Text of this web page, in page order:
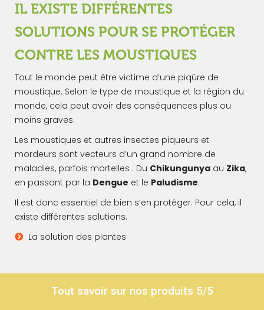
IL EXISTE DIFFÉRENTES
SOLUTIONS POUR SE PROTÉGER
CONTRE LES MOUSTIQUES
Tout le monde peut être victime d’une piqûre de
moustique. Selon le type de moustique et la région du
monde, cela peut avoir des conséquences plus ou
moins graves.
Les moustiques et autres insectes piqueurs et
mordeurs sont vecteurs d’un grand nombre de
maladies, parfois mortelles : Du Chikungunya au Zika,
en passant par la Dengue et le Paludisme.
Il est donc essentiel de bien s’en protéger. Pour cela, il
existe différentes solutions.
La solution des plantes
Tout savoir sur nos produits 5/5